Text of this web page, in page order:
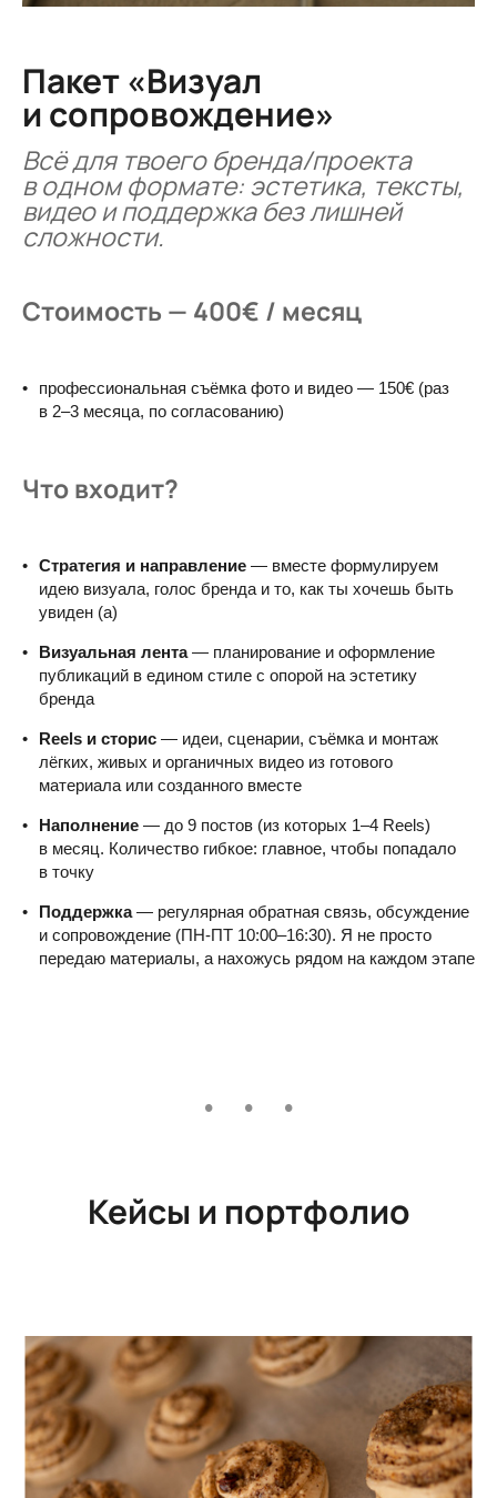
Пакет «Визуал
и сопровождение»
Всё для твоего бренда/проекта
в одном формате:эстетика, тексты,
видео и поддержка без лишней
сложности.
Стоимость — 400€ / месяц
профессиональная съёмка фото и видео — 150€ (раз
в 2–3 месяца, по согласованию)
Что входит?
Стратегия и направление — вместе формулируем
идею визуала, голос бренда и то, как ты хочешь быть
увиден (а)
Визуальная лента— планирование и оформление
публикаций в едином стиле с опорой на эстетику
бренда
Reels и сторис — идеи, сценарии, съёмка и монтаж
лёгких, живых и органичных видео из готового
материала или созданного вместе
Наполнение — до 9 постов (из которых 1–4 Reels)
в месяц. Количество гибкое: главное, чтобы попадало
в точку
Поддержка— регулярная обратная связь, обсуждение
и сопровождение (ПН-ПТ 10:00–16:30). Я не просто
передаю материалы, а нахожусь рядом на каждом этапе
Кейсы и портфолио